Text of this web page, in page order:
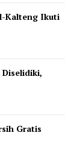
Kalteng Ikuti
Diselidiki,
Gratis